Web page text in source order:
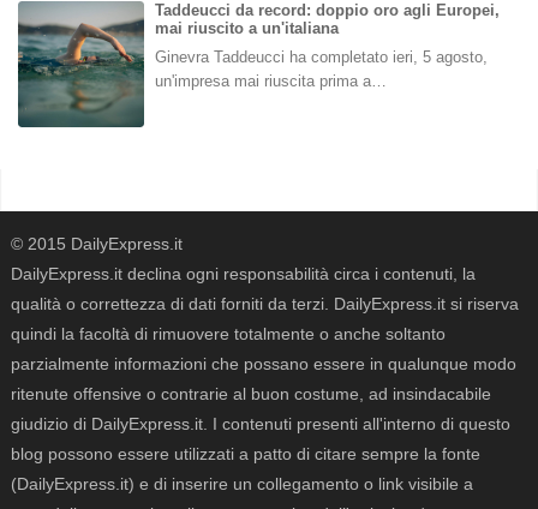
Taddeucci da record: doppio oro agli Europei,
mai riuscito a un'italiana
Ginevra Taddeucci ha completato ieri, 5 agosto,
un'impresa mai riuscita prima a…
© 2015 DailyExpress.it
DailyExpress.it declina ogni responsabilità circa i contenuti, la
qualità o correttezza di dati forniti da terzi. DailyExpress.it si riserva
quindi la facoltà di rimuovere totalmente o anche soltanto
parzialmente informazioni che possano essere in qualunque modo
ritenute offensive o contrarie al buon costume, ad insindacabile
giudizio di DailyExpress.it. I contenuti presenti all'interno di questo
blog possono essere utilizzati a patto di citare sempre la fonte
(DailyExpress.it) e di inserire un collegamento o link visibile a